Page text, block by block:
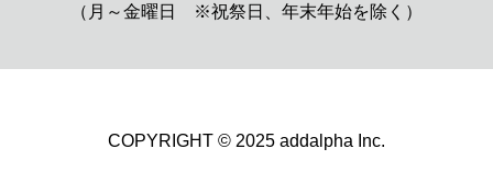
（月～金曜日 ※祝祭日、年末年始を除く）
COPYRIGHT © 2025 addalpha Inc.